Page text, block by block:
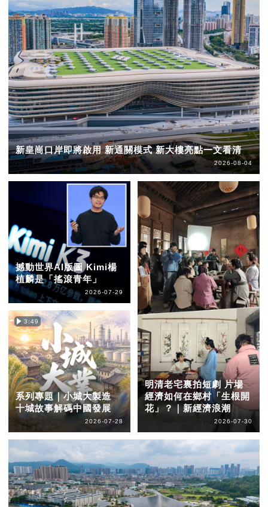
新皇崗口岸即將啟用 新通關模式 新大樓亮點一文看清
2026-08-04
撼動世界AI版圖 Kimi楊
植麟是「搖滾青年」
2026-07-29
3:49
系列專題｜小城大製造
十城故事解碼中國發展
2026-07-28
明清老宅裏拍短劇 片場
經濟如何在鄉村「生根開
花」？｜新經濟浪潮
2026-07-30